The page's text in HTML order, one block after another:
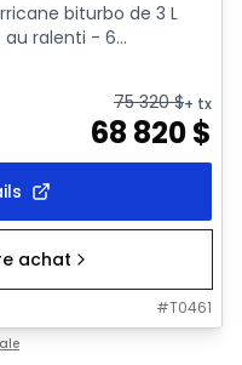
biturbo de 3 L
ralenti - 6...
75 320$+ tx
68 820$
achat
#T0461